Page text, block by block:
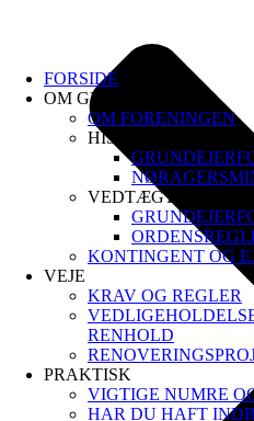
FORSIDE
OM GFN
OM FORENINGEN
HISTORIEN
VEDTÆGTER &
KONTINGENT OG
VEJE
KRAV OG REGLER
RENHOLD
PRAKTISK
VIGTIGE NUMRE
HAR DU HAFT